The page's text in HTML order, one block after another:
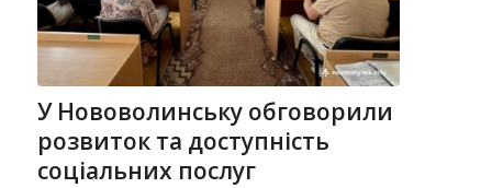
У Нововолинську обговорили
розвиток та доступність
соціальних послуг